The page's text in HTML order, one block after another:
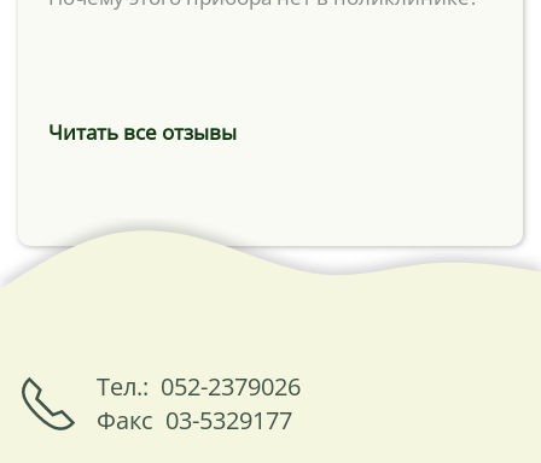
Читать все отзывы
Тел.: 052-2379026
Факс 03-5329177